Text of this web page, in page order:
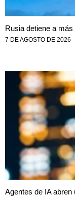
Rusia detiene a
7 DE AGOSTO DE 2026
Agentes de IA